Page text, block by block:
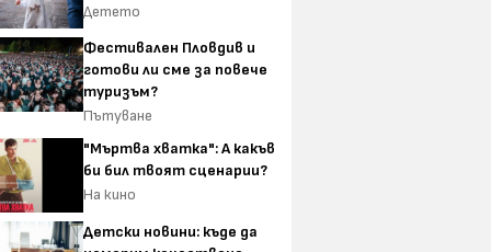
Детето
Фестивален Пловдив и
готови ли сме за повече
туризъм?
Пътуване
"Мъртва хватка": А какъв
би бил твоят сценарии?
На кино
Детски новини: къде да